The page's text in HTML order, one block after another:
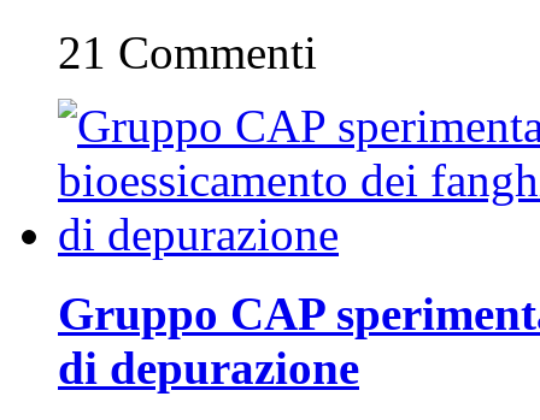
21 Commenti
Gruppo CAP
di depurazione